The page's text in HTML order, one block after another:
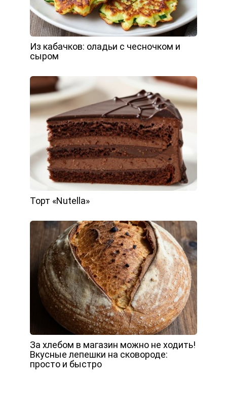
Из кабачков: оладьи с чесночком и
сыром
Торт «Nutella»
За хлебом в магазин можно не ходить!
Вкусные лепешки на сковороде:
просто и быстро